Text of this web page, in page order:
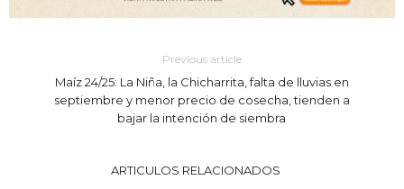
Previous article
Maíz 24/25: La Niña, la Chicharrita, falta de lluvias en
septiembre y menor precio de cosecha, tienden a
bajar la intención de siembra
ARTICULOS RELACIONADOS